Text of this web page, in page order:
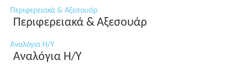
Περιφερειακά & Αξεσουάρ
Περιφερειακά & Αξεσουάρ
Αναλόγια Η/Υ
Αναλόγια Η/Υ